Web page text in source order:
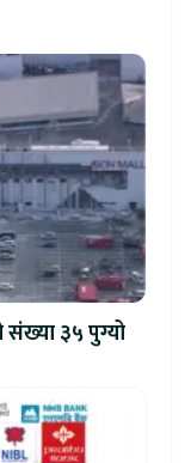
संख्या ३५ पुग्यो